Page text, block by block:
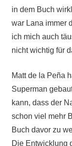
in dem Buch
war Lana immer
ich mich auch
nicht wichtig für
Matt de la Peña
Superman
kann, dass der
schon viel mehr
Buch davor zu
Die Entwicklung